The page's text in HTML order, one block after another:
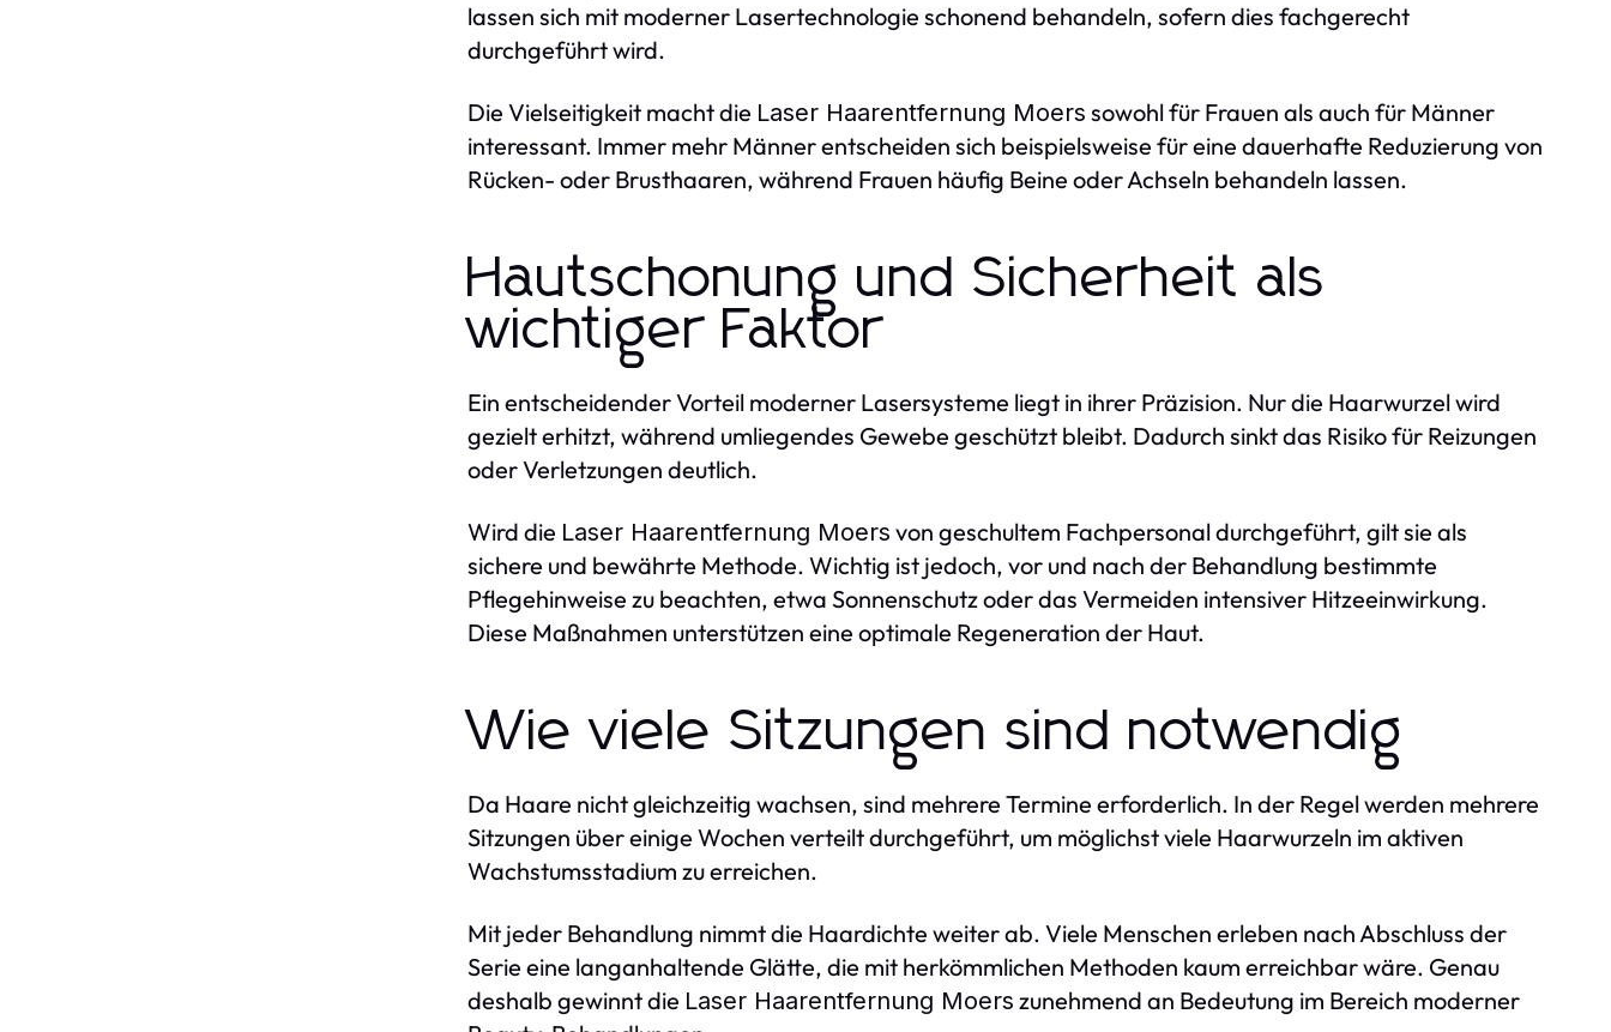
lassen sich mit moderner Lasertechnologie schonend behandeln, sofern dies fachgerecht
durchgeführt wird.
Die Vielseitigkeit macht die Laser Haarentfernung Moers sowohl für Frauen als auch für Männer
interessant. Immer mehr Männer entscheiden sich beispielsweise für eine dauerhafte Reduzierung von
Rücken- oder Brusthaaren, während Frauen häufig Beine oder Achseln behandeln lassen.
Hautschonung und Sicherheit als
wichtiger Faktor
Ein entscheidender Vorteil moderner Lasersysteme liegt in ihrer Präzision. Nur die Haarwurzel wird
gezielt erhitzt, während umliegendes Gewebe geschützt bleibt. Dadurch sinkt das Risiko für Reizungen
oder Verletzungen deutlich.
Wird die Laser Haarentfernung Moers von geschultem Fachpersonal durchgeführt, gilt sie als
sichere und bewährte Methode. Wichtig ist jedoch, vor und nach der Behandlung bestimmte
Pflegehinweise zu beachten, etwa Sonnenschutz oder das Vermeiden intensiver Hitzeeinwirkung.
Diese Maßnahmen unterstützen eine optimale Regeneration der Haut.
Wie viele Sitzungen sind notwendig
Da Haare nicht gleichzeitig wachsen, sind mehrere Termine erforderlich. In der Regel werden mehrere
Sitzungen über einige Wochen verteilt durchgeführt, um möglichst viele Haarwurzeln im aktiven
Wachstumsstadium zu erreichen.
Mit jeder Behandlung nimmt die Haardichte weiter ab. Viele Menschen erleben nach Abschluss der
Serie eine langanhaltende Glätte, die mit herkömmlichen Methoden kaum erreichbar wäre. Genau
deshalb gewinnt die Laser Haarentfernung Moers zunehmend an Bedeutung im Bereich moderner